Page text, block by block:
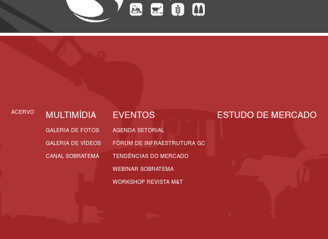
ACERVO MULTIMÍDIA
GALERIA DE FOTOS
GALERIA DE VÍDEOS
CANAL SOBRATEMA
EVENTOS
AGENDA SETORIAL
FÓRUM DE INFRAESTRUTURA GC
TENDÊNCIAS DO MERCADO
WEBINAR SOBRATEMA
WORKSHOP REVISTA M&T
ESTUDO DE MERCADO